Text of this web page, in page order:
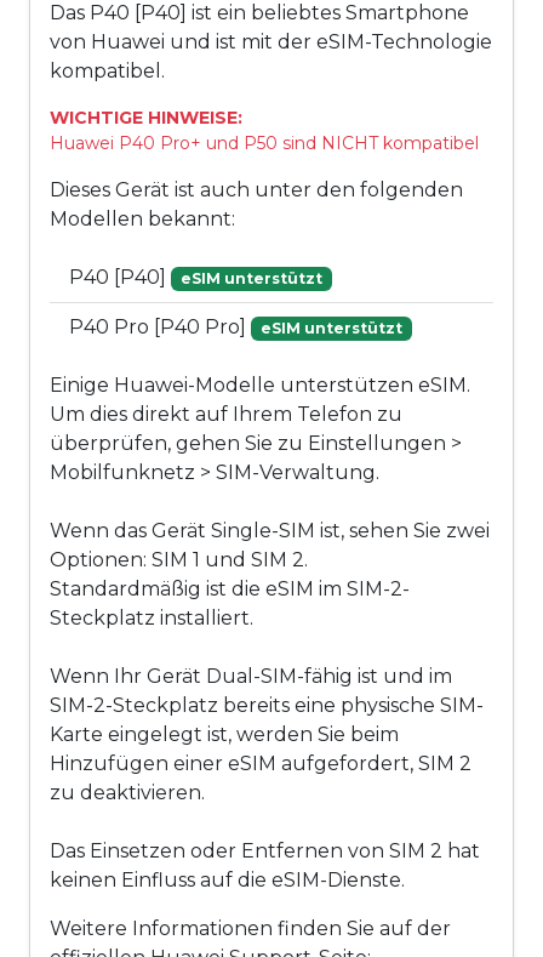
Das P40 [P40] ist ein beliebtes Smartphone
von Huawei und ist mit der eSIM-Technologie
kompatibel.
WICHTIGE HINWEISE:
Huawei P40 Pro+ und P50 sind NICHT kompatibel
Dieses Gerät ist auch unter den folgenden
Modellen bekannt:
P40 [P40] eSIM unterstützt
P40 Pro [P40 Pro] eSIM unterstützt
Einige Huawei-Modelle unterstützen eSIM.
Um dies direkt auf Ihrem Telefon zu
überprüfen, gehen Sie zu Einstellungen >
Mobilfunknetz > SIM-Verwaltung.
Wenn das Gerät Single-SIM ist, sehen Sie zwei
Optionen: SIM 1 und SIM 2.
Standardmäßig ist die eSIM im SIM-2-
Steckplatz installiert.
Wenn Ihr Gerät Dual-SIM-fähig ist und im
SIM-2-Steckplatz bereits eine physische SIM-
Karte eingelegt ist, werden Sie beim
Hinzufügen einer eSIM aufgefordert, SIM 2
zu deaktivieren.
Das Einsetzen oder Entfernen von SIM 2 hat
keinen Einfluss auf die eSIM-Dienste.
Weitere Informationen finden Sie auf der